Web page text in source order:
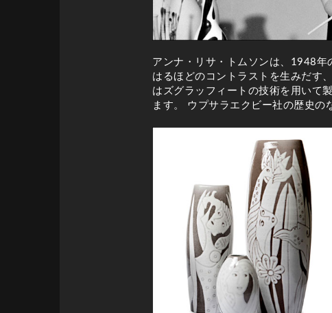
アンナ・リサ・トムソンは、1948年
はるほどのコントラストを生みだす
はズグラッフィートの技術を用いて
ます。 ウプサラエクビー社の歴史の